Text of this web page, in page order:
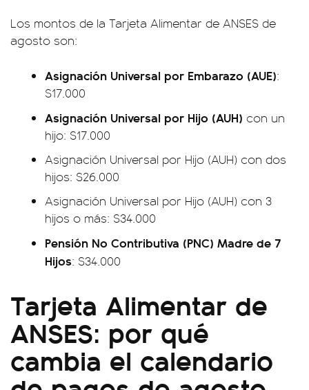
Los montos de la Tarjeta Alimentar de ANSES de
agosto son:
Asignación Universal por Embarazo (AUE):
$17.000
Asignación Universal por Hijo (AUH) con un
hijo: $17.000
Asignación Universal por Hijo (AUH) con dos
hijos: $26.000
Asignación Universal por Hijo (AUH) con 3
hijos o más: $34.000
Pensión No Contributiva (PNC) Madre de 7
Hijos: $34.000
Tarjeta Alimentar de
ANSES: por qué
cambia el calendario